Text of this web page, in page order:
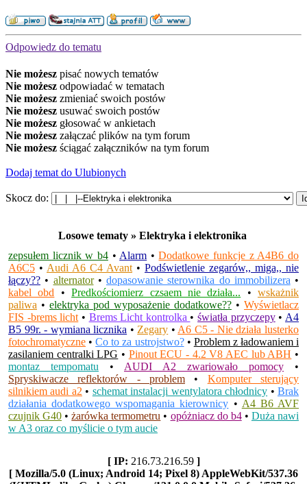
Odpowiedz do tematu
Nie możesz pisać nowych tematów
Nie możesz odpowiadać w tematach
Nie możesz zmieniać swoich postów
Nie możesz usuwać swoich postów
Nie możesz głosować w ankietach
Nie możesz załączać plików na tym forum
Nie możesz ściągać załączników na tym forum
Dodaj temat do Ulubionych
Skocz do:
Losowe tematy » Elektryka i elektronika
zepsułem licznik w b4• Alarm •Dodatkowe funkcje z A4B6 do
A6C5 • Audi A6 C4 Avant • Podświetlenie zegarów,, miga,, nie
łączy?? • alternator• dopasowanie sterownika do immobilizera •
kabel obd •Predkościomierz czsaem nie działa... • wskażnik
paliwa • elektryka pod wyposażenie dodatkowe?? • Wyświetlacz
FIS -brems licht • Brems Licht kontrolka •światła przyczepy• A4
B5 99r. - wymiana licznika • Zegary • A6 C5 - Nie działa lusterko
fotochromatyczne •Co to za ustrojstwo?• Problem z ładowaniem i
zasilaniem centralki LPG • Pinout ECU - 4.2 V8 AEC lub ABH •
montaz tempomatu • AUDI A2 zwariowało pomocy •
Spryskiwacze reflektorów - problem • Komputer sterujący
silnikiem audi a2 • schemat instalacji wentylatora chłodnicy •Brak
działania dodatkowego wspomagania kierownicy • A4 B6 AVF
czujnik G40 •żarówka termometru • opóżniacz do b4• Duża nawi
w A3 oraz co myślicie o tym aucie
[ IP: 216.73.216.59 ]
[ Mozilla/5.0 (Linux; Android 14; Pixel 8) AppleWebKit/537.36